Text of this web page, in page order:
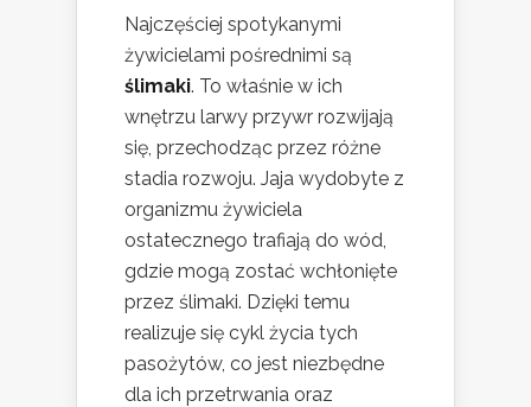
Najczęściej spotykanymi
żywicielami pośrednimi są
ślimaki. To właśnie w ich
wnętrzu larwy przywr rozwijają
się, przechodząc przez różne
stadia rozwoju. Jaja wydobyte z
organizmu żywiciela
ostatecznego trafiają do wód,
gdzie mogą zostać wchłonięte
przez ślimaki. Dzięki temu
realizuje się cykl życia tych
pasożytów, co jest niezbędne
dla ich przetrwania oraz